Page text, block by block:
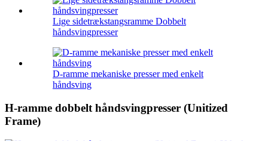
Lige sidetrækstangsramme Dobbelt
håndsvingpresser
D-ramme mekaniske presser med enkelt
håndsving
H-ramme dobbelt håndsvingpresser (Unitized
Frame)